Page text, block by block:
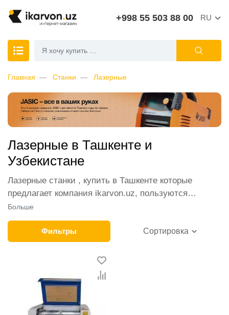
+998 55 503 88 00 RU
Главная Станки Лазерные
Лазерные в Ташкенте и
Узбекистане
Лазерные станки , купить в Ташкенте которые
предлагает компания ikarvon.uz, пользуются
широким спросом среди наших клиентов. Мы
обеспечиваем лучшие условия продажи этой
категории товара. Лазерные станки в интернет-
магазине представлены ведущими
производителями и брендами, список которых
постоянно расширяется. Мы доставляем товар в
любом количестве по всей территории страны. Все
это дополняет лучшая по Узбекистану стоимость,
Лазерные станки от ikarvon.uz — это самый
Больше
Фильтры Сортировка